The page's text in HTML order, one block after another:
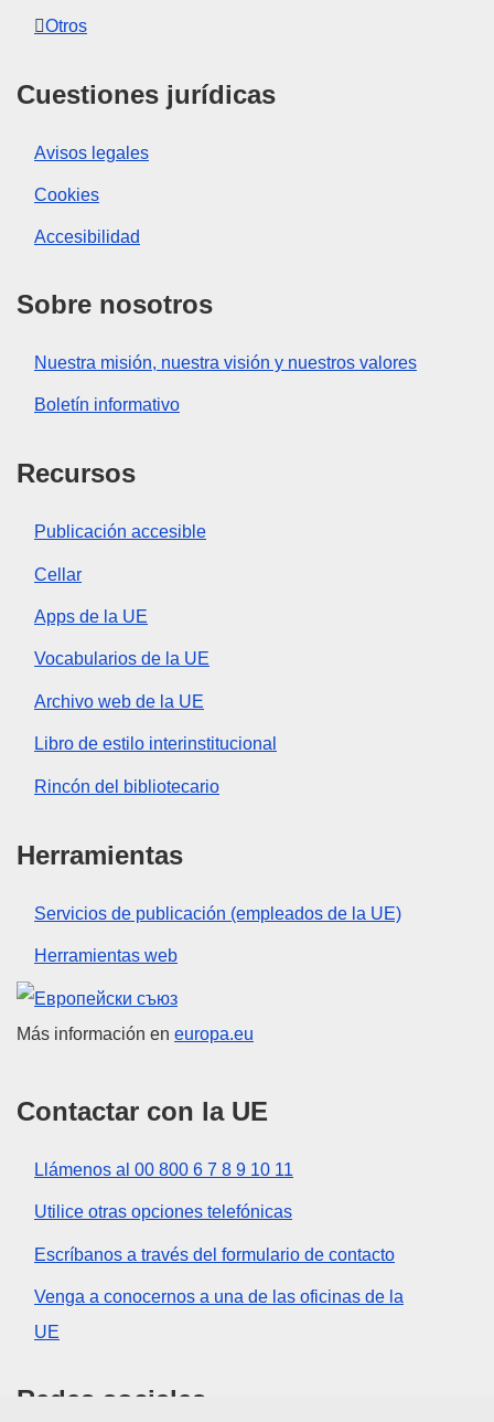
Otros
Cuestiones jurídicas
Avisos legales
Cookies
Accesibilidad
Sobre nosotros
Nuestra misión, nuestra visión y nuestros valores
Boletín informativo
Recursos
Publicación accesible
Cellar
Apps de la UE
Vocabularios de la UE
Archivo web de la UE
Libro de estilo interinstitucional
Rincón del bibliotecario
Herramientas
Servicios de publicación (empleados de la UE)
Herramientas web
Unión Europea
Más información en europa.eu
Contactar con la UE
Llámenos al 00 800 6 7 8 9 10 11
Utilice otras opciones telefónicas
Escríbanos a través del formulario de contacto
Venga a conocernos a una de las oficinas de la
UE
Redes sociales